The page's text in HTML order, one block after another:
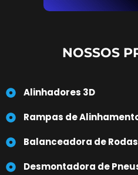
NOSSOS
Alinhadores 3D
Rampas de
Balanceadora de Rodas
Desmontadora de